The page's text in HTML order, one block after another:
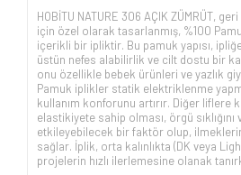
HOBİTU NATURE 306 AÇIK ZÜMRÜT,
için özel olarak tasarlanmış, %100
içerikli bir ipliktir. Bu pamuk yapısı,
üstün nefes alabilirlik ve cilt dostu bir
onu özellikle bebek ürünleri ve yazlık
Pamuk iplikler statik elektriklenme
kullanım konforunu artırır. Diğer liflere
elastikiyete sahip olması, örgü
etkileyebilecek bir faktör olup,
sağlar. İplik, orta kalınlıkta (DK veya
projelerin hızlı ilerlemesine olanak